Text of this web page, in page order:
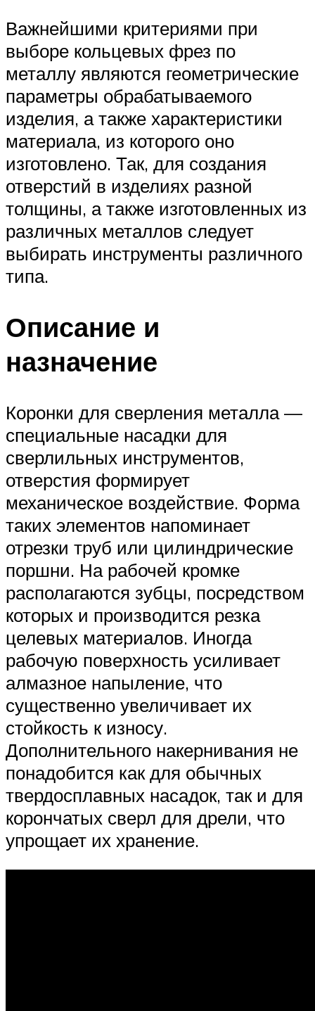
Важнейшими критериями при
выборе кольцевых фрез по
металлу являются геометрические
параметры обрабатываемого
изделия, а также характеристики
материала, из которого оно
изготовлено. Так, для создания
отверстий в изделиях разной
толщины, а также изготовленных из
различных металлов следует
выбирать инструменты различного
типа.
Описание и
назначение
Коронки для сверления металла —
специальные насадки для
сверлильных инструментов,
отверстия формирует
механическое воздействие. Форма
таких элементов напоминает
отрезки труб или цилиндрические
поршни. На рабочей кромке
располагаются зубцы, посредством
которых и производится резка
целевых материалов. Иногда
рабочую поверхность усиливает
алмазное напыление, что
существенно увеличивает их
стойкость к износу.
Дополнительного накернивания не
понадобится как для обычных
твердосплавных насадок, так и для
корончатых сверл для дрели, что
упрощает их хранение.